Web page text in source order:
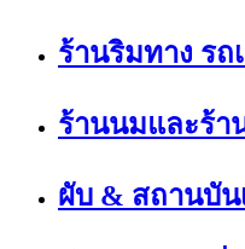
ร้านริมทาง รถ
ร้านนมและร้า
ผับ & สถานบัน